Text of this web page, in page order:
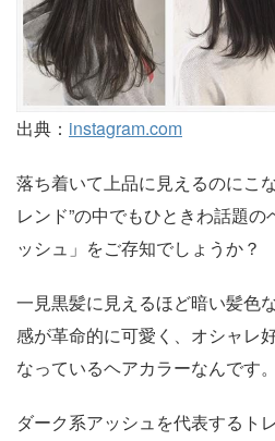
出典： instagram.com
落ち着いて上品に見えるのにこ
レンド”の中でもひときわ話題
ッシュ」をご存知でしょうか？
一見黒髪に見えるほど暗い髪色
感が革命的に可愛く、オシャレ
なっているヘアカラーなんです。
ダーク系アッシュを代表するト